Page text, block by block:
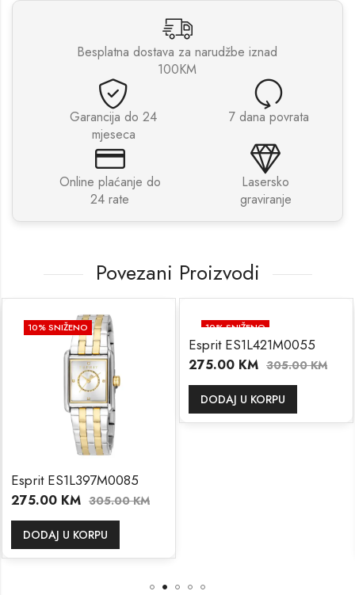
Besplatna dostava za narudžbe iznad
100KM
Garancija do 24
mjeseca
7 dana povrata
Online plaćanje do
24 rate
Lasersko
graviranje
Povezani Proizvodi
10% SNIŽENO
Esprit ES1L397M0085
275.00 KM 305.00KM
DODAJ U KORPU
10% SNIŽENO
Esprit ES1L421M0055
275.00 KM 305.00KM
DODAJ U KORPU